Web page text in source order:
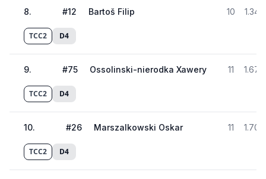
8. #12 Bartoš Filip 10 1.347
TCC2 D4
9. #75 Ossolinski-nierodka Xawery 11 1.676
TCC2 D4
10. #26 Marszalkowski Oskar 11 1.704
TCC2 D4